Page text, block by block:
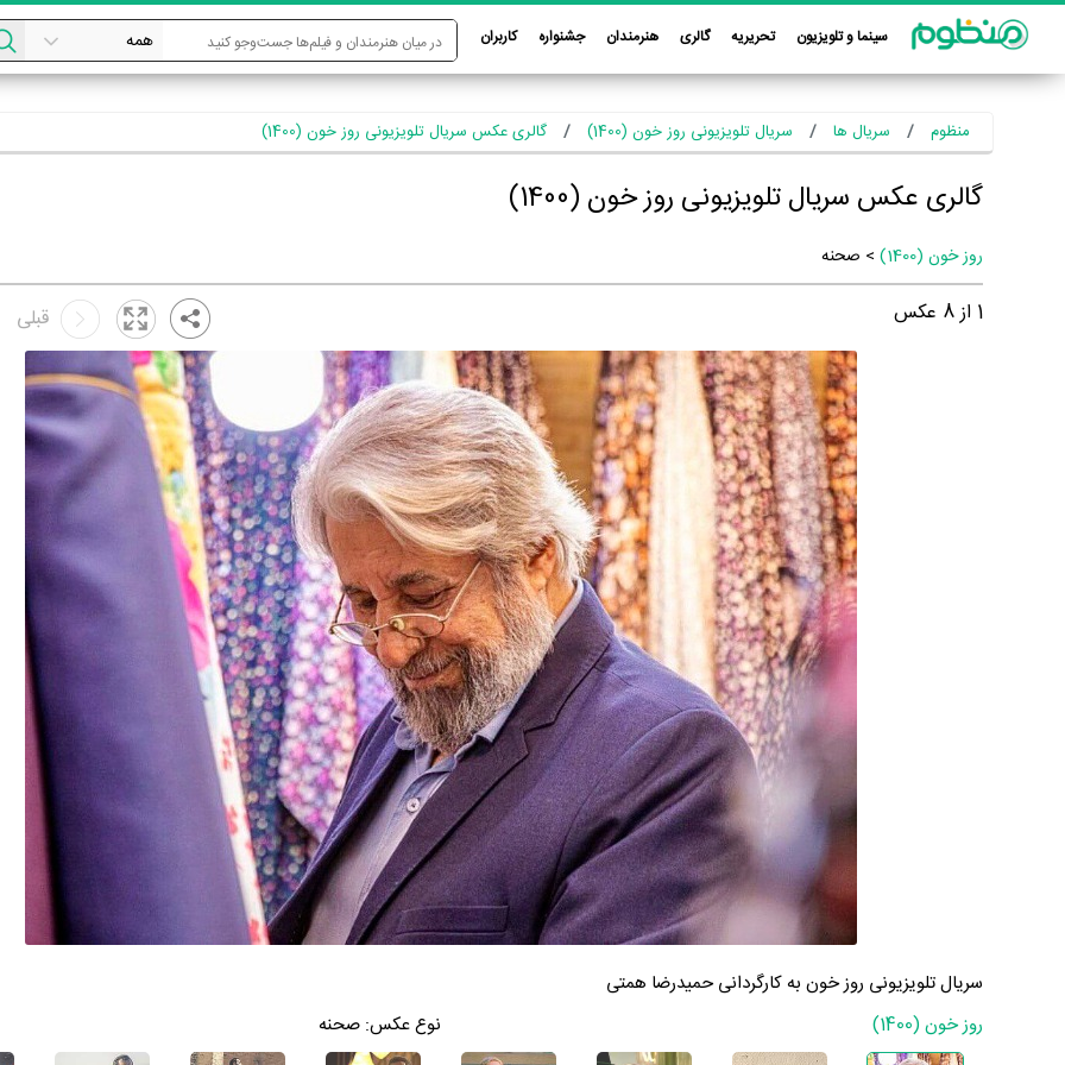
سینما و تلویزیون تحریریه گالری هنرمندان جشنواره کاربران
منظوم سریال ها سریال تلویزیونی روز خون (1400) گالری عکس سریال تلویزیونی روز خون (1400)
گالری عکس سریال تلویزیونی روز خون (1400)
روز خون (1400) > صحنه
1 از8 عکس قبلی
سریال تلویزیونی روز خون به کارگردانی حمیدرضا همتی
روز خون (1400)
نوع عکس:صحنه